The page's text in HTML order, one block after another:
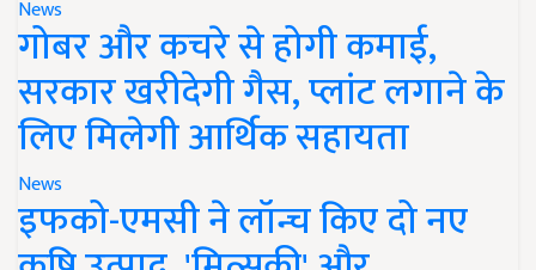
News
गोबर और कचरे से होगी कमाई,
सरकार खरीदेगी गैस, प्लांट लगाने के
लिए मिलेगी आर्थिक सहायता
News
इफको-एमसी ने लॉन्च किए दो नए